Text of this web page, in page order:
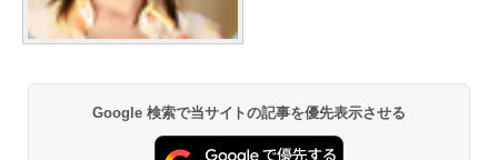
Google 検索で当サイトの記事を優先表示させる